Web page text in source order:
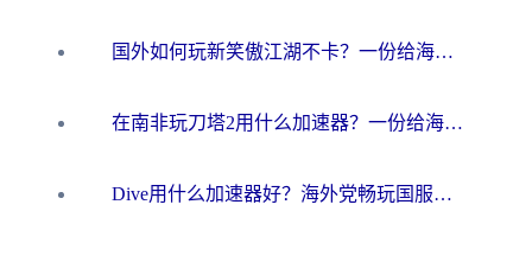
国外如何玩新笑傲江湖不卡？一份给海外游子的终极网络指南
在南非玩刀塔2用什么加速器？一份给海外游子的终极生存指南
Dive用什么加速器好？海外党畅玩国服游戏的终极避坑指南